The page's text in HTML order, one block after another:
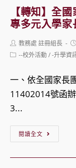
A3
數
素
增
能
學
年
國
部
新
【轉知】全
專多元入學家
Post
author:
教務處 註冊組長
Post--校外活動/-升學資
一、依全國家長
11402014號函
3...
閱讀全文
全